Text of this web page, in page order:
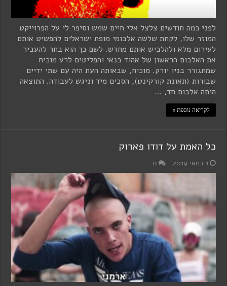
לפני כמה חודשים צלצל אלי חיים שמש וסיפר לי על הפרוייקט
המוזר שלו, לקחת שלשה אלבומי מופת ישראלים להפשיט אותם
לעירום מלא ולהלביש אותם מחדש. לשם כך הוא בחר להעביר
את האלבום הראשון של אהוד בנאי והפליטים לרע מוכיח
שמתגורר בניו יורק. מוכיח, שבאותה העת היה עם שתי ידיים
שבורות (תאונת קורקינט), הסכים מיד וניגש לעבודה. התוצאה
היתה אלבום חד, …
לקריאה נוספת »
כל האמת על דודו פארוק
1 במאי 2019 0